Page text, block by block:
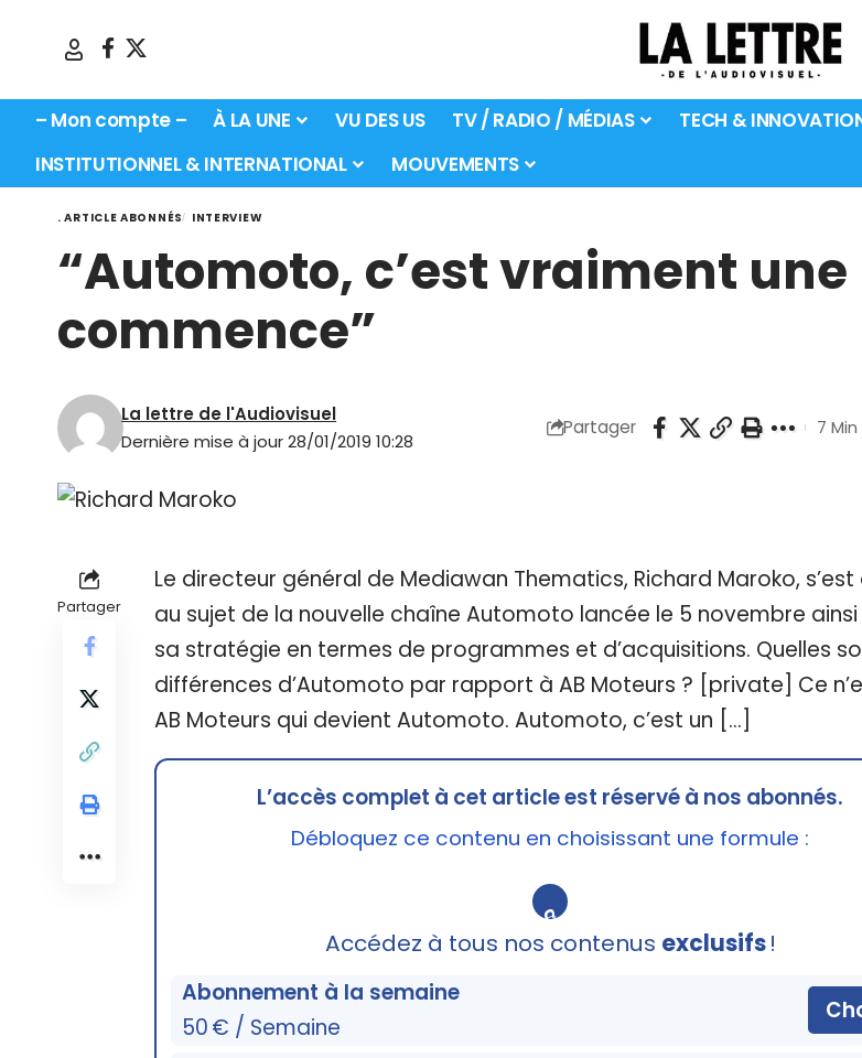
– Mon compte – À LA UNE VU DES US TV / RADIO / MÉDIAS TECH &
INSTITUTIONNEL & INTERNATIONAL
MOUVEMENTS
. ARTICLE ABONNÉS INTERVIEW
“Automoto, c’est vraiment
commence”
Dernière mise à jour 28/01/2019 10:28
La lettre de l'Audiovisuel
Partager 7
Partager
Le directeur général de Mediawan Thematics, Richard Maroko, s’est
au sujet de la nouvelle chaîne Automoto lancée le 5 novembre ainsi
sa stratégie en termes de programmes et d’acquisitions. Quelles
différences d’Automoto par rapport à AB Moteurs ? [private] Ce
AB Moteurs qui devient Automoto. Automoto, c’est un […]
L’accès complet à cet article est réservé à nos abonnés.
Débloquez ce contenu en choisissant une formule :
🔒
Accédez à tous nos contenus exclusifs!
Abonnement à la semaine
50 € / Semaine